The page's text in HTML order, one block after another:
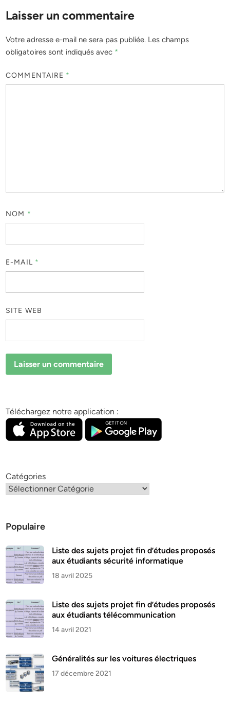
Laisser un commentaire
Votre adresse e-mail ne sera pas publiée. Les champs
obligatoires sont indiqués avec *
COMMENTAIRE *
NOM *
E-MAIL *
SITE WEB
Téléchargez notre application :
Catégories
Populaire
Liste des sujets projet fin d’études proposés
aux étudiants sécurité informatique
18 avril 2025
Liste des sujets projet fin d’études proposés
aux étudiants télécommunication
14 avril 2021
Généralités sur les voitures électriques
17 décembre 2021